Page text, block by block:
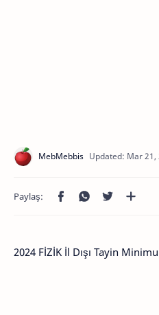
2024 FİZİK İl Dışı Tayin